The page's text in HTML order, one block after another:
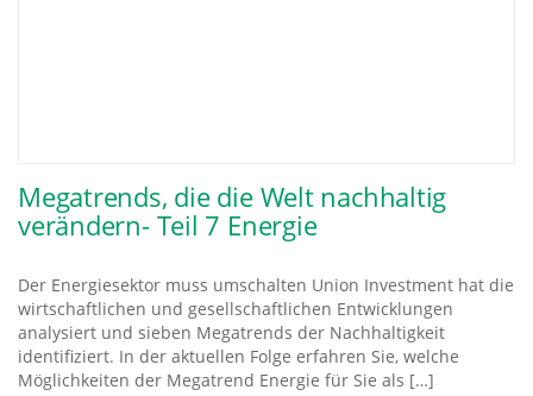
Megatrends, die die Welt nachhaltig
verändern- Teil 7 Energie
Der Energiesektor muss umschalten Union Investment hat die
wirtschaftlichen und gesellschaftlichen Entwicklungen
analysiert und sieben Megatrends der Nachhaltigkeit
identifiziert. In der aktuellen Folge erfahren Sie, welche
Möglichkeiten der Megatrend Energie für Sie als […]